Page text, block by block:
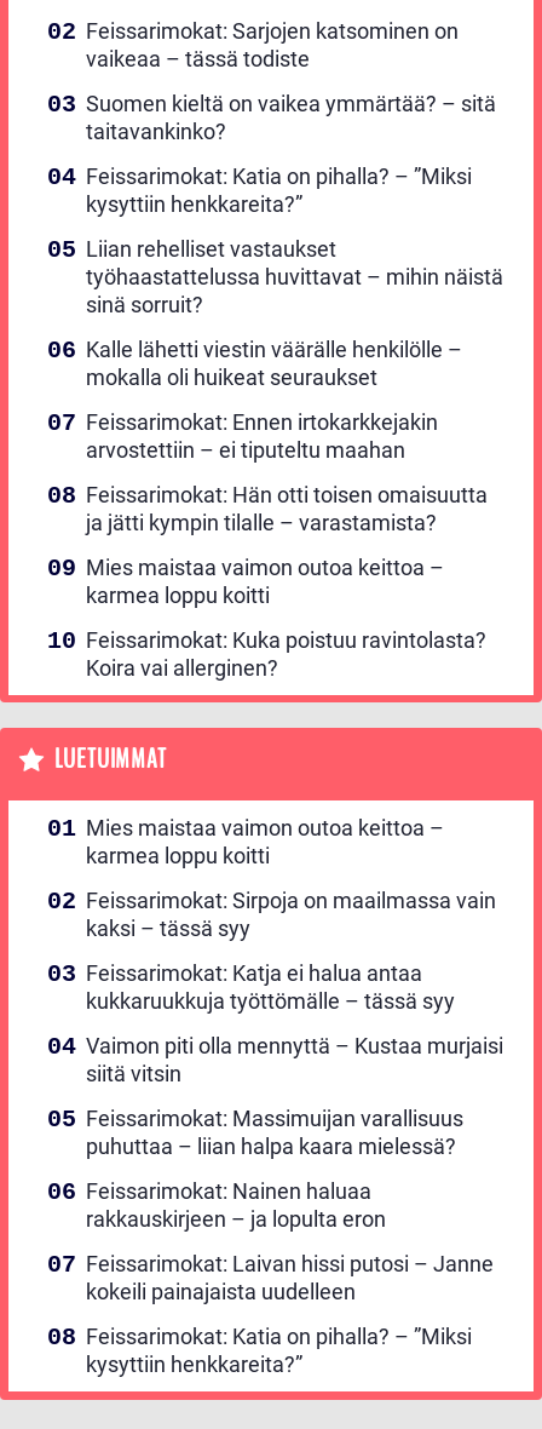
Feissarimokat: Sarjojen katsominen on
vaikeaa – tässä todiste
Suomen kieltä on vaikea ymmärtää? – sitä
taitavankinko?
Feissarimokat: Katia on pihalla? – ”Miksi
kysyttiin henkkareita?”
Liian rehelliset vastaukset
työhaastattelussa huvittavat – mihin näistä
sinä sorruit?
Kalle lähetti viestin väärälle henkilölle –
mokalla oli huikeat seuraukset
Feissarimokat: Ennen irtokarkkejakin
arvostettiin – ei tiputeltu maahan
Feissarimokat: Hän otti toisen omaisuutta
ja jätti kympin tilalle – varastamista?
Mies maistaa vaimon outoa keittoa –
karmea loppu koitti
Feissarimokat: Kuka poistuu ravintolasta?
Koira vai allerginen?
LUETUIMMAT
Mies maistaa vaimon outoa keittoa –
karmea loppu koitti
Feissarimokat: Sirpoja on maailmassa vain
kaksi – tässä syy
Feissarimokat: Katja ei halua antaa
kukkaruukkuja työttömälle – tässä syy
Vaimon piti olla mennyttä – Kustaa murjaisi
siitä vitsin
Feissarimokat: Massimuijan varallisuus
puhuttaa – liian halpa kaara mielessä?
Feissarimokat: Nainen haluaa
rakkauskirjeen – ja lopulta eron
Feissarimokat: Laivan hissi putosi – Janne
kokeili painajaista uudelleen
Feissarimokat: Katia on pihalla? – ”Miksi
kysyttiin henkkareita?”